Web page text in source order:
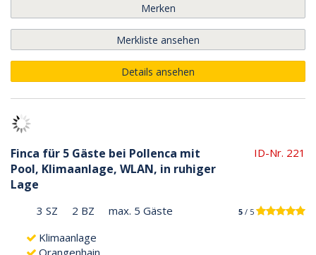
Merken
Merkliste ansehen
Details ansehen
Finca für 5 Gäste bei Pollenca mit
Pool, Klimaanlage, WLAN, in ruhiger
Lage
ID-Nr. 221
3 SZ 2 BZ max. 5 Gäste 5 / 5
Klimaanlage
Orangenhain